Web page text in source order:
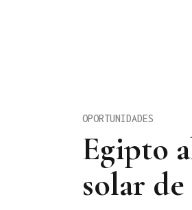
Egipto
solar
OPORTUNIDADES